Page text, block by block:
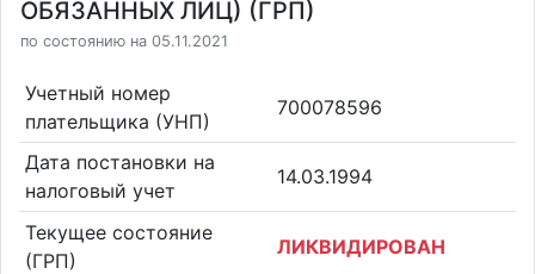
ОБЯЗАННЫХ ЛИЦ) (ГРП)
по состоянию на 05.11.2021
Учетный номер
плательщика (УНП)
700078596
Дата постановки на
налоговый учет
14.03.1994
Текущее состояние
(ГРП)
ЛИКВИДИРОВАН